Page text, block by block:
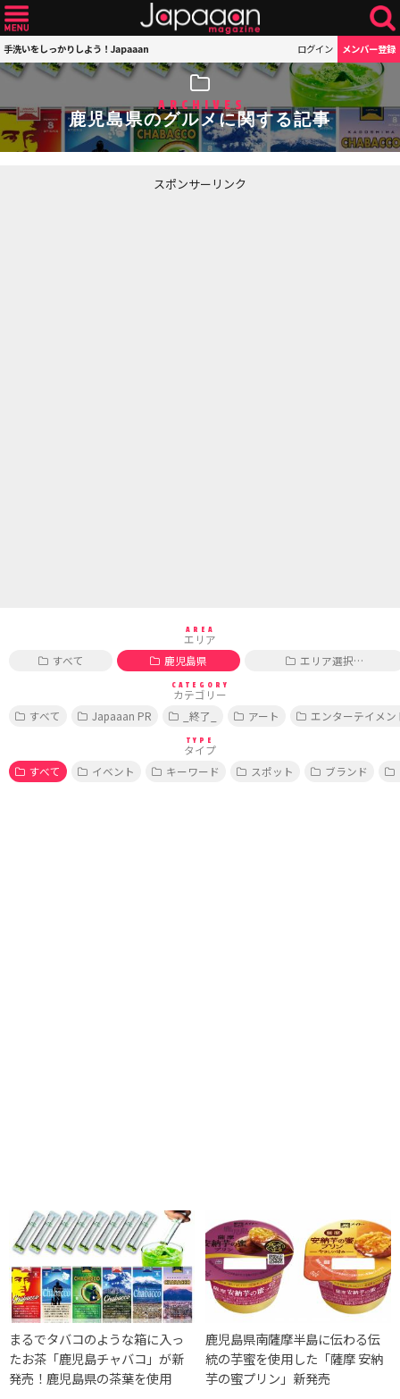
手洗いをしっかりしよう！Japaaan ログイン メンバー登録
ARCHIVES
鹿児島県のグルメに関する記事
スポンサーリンク
AREA
エリア
すべて
鹿児島県 エリア選択…
CATEGORY
カテゴリー
すべて
Japaaan PR _終了_ アート エンターテイメン
TYPE
タイプ
すべて
イベント キーワード スポット ブランド
まるでタバコのような箱に入っ
たお茶「鹿児島チャバコ」が新
発売！鹿児島県の茶葉を使用
鹿児島県南薩摩半島に伝わる伝
統の芋蜜を使用した「薩摩 安納
芋の蜜プリン」新発売